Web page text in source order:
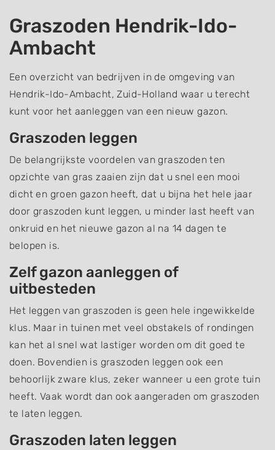
Graszoden Hendrik-Ido-
Ambacht
Een overzicht van bedrijven in de omgeving van
Hendrik-Ido-Ambacht, Zuid-Holland waar u terecht
kunt voor het aanleggen van een nieuw gazon.
Graszoden leggen
De belangrijkste voordelen van graszoden ten
opzichte van gras zaaien zijn dat u snel een mooi
dicht en groen gazon heeft, dat u bijna het hele jaar
door graszoden kunt leggen, u minder last heeft van
onkruid en het nieuwe gazon al na 14 dagen te
belopen is.
Zelf gazon aanleggen of
uitbesteden
Het leggen van graszoden is geen hele ingewikkelde
klus. Maar in tuinen met veel obstakels of rondingen
kan het al snel wat lastiger worden om dit goed te
doen. Bovendien is graszoden leggen ook een
behoorlijk zware klus, zeker wanneer u een grote tuin
heeft. Vaak wordt dan ook aangeraden om graszoden
te laten leggen.
Graszoden laten leggen